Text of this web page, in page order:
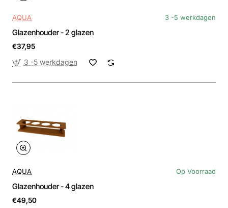
AQUA 3 -5 werkdagen
Glazenhouder - 2 glazen
€37,95
3 -5 werkdagen
AQUA Op Voorraad
Glazenhouder - 4 glazen
€49,50